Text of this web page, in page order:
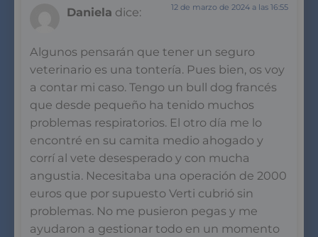
Daniela dice: 12 de marzo de 2024 a las 16:55
Algunos pensarán que tener un seguro
veterinario es una tontería. Pues bien, os voy
a contar mi caso. Tengo un bull dog francés
que desde pequeño ha tenido muchos
problemas respiratorios. El otro día me lo
encontré en su camita medio ahogado y
corrí al vete desesperado y con mucha
angustia. Necesitaba una operación de 2000
euros que por supuesto Verti cubrió sin
problemas. No me pusieron pegas y me
ayudaron a gestionar todo en un momento